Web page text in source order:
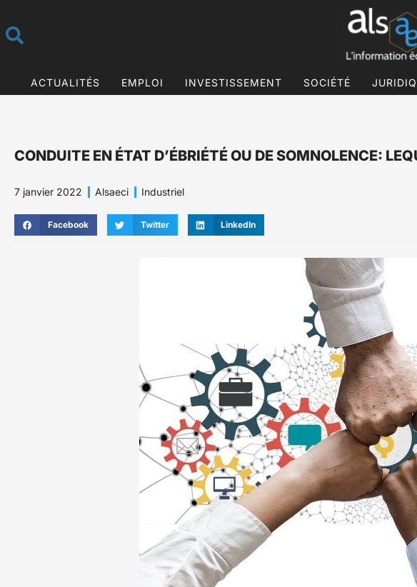
ACTUALITÉS EMPLOI INVESTISSEMENT SOCIÉTÉ
CONDUITE EN ÉTAT D’ÉBRIÉTÉ OU DE SOMNOLENCE:
7 janvier 2022 Alsaeci Industriel
Facebook Twitter LinkedIn